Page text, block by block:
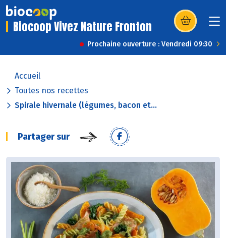
Biocoop Vivez Nature Fronton (s’ouvre dans
Prochaine ouverture : Vendredi 09:30
Accueil
Toutes nos recettes
Spirale hivernale (légumes, bacon et...
Partager sur